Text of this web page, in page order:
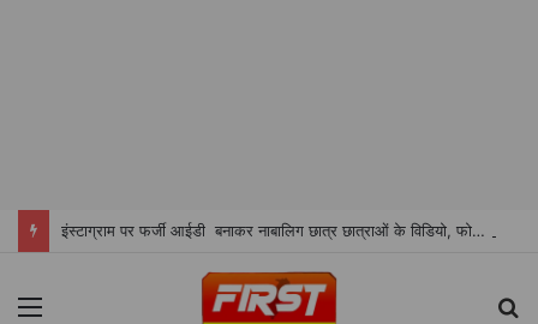
इंस्टाग्राम पर फर्जी आईडी बनाकर नाबालिग छात्र छात्राओं के विडियो, फोटो शेयर करने वाला शातिर सोनू ओमरे चढा पुलिस के हत्थे
Menu